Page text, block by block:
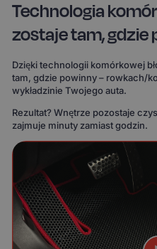
Technologia
zostaje tam, gdzie
Dzięki technologii komórkowej
tam, gdzie powinny – rowkach/
wykładzinie Twojego auta.
Rezultat? Wnętrze pozostaje
zajmuje minuty zamiast godzin.